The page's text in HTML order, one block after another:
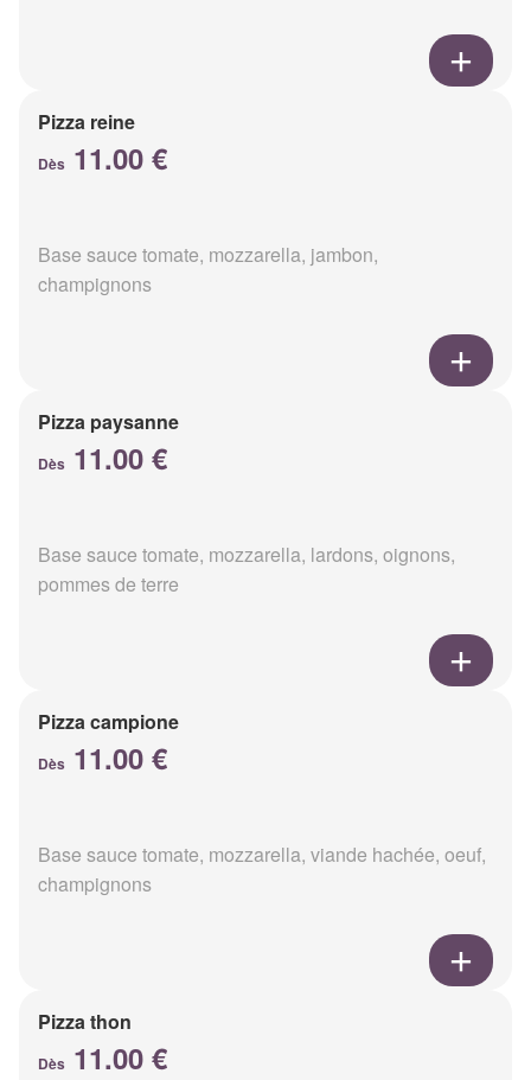
Pizza reine
Dès 11.00 €
Base sauce tomate, mozzarella, jambon,
champignons
Pizza paysanne
Dès 11.00 €
Base sauce tomate, mozzarella, lardons, oignons,
pommes de terre
Pizza campione
Dès 11.00 €
Base sauce tomate, mozzarella, viande hachée, oeuf,
champignons
Pizza thon
Dès 11.00 €